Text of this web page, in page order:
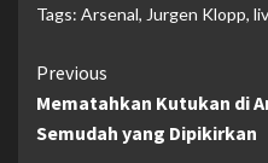
Tags: Arsenal, Jurgen Klopp,
Continue
Reading
Previous
Mematahkan Kutukan di
Semudah yang Dipikirkan